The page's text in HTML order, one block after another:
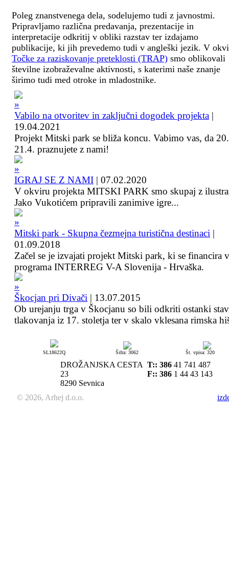
Poleg znanstvenega dela, sodelujemo tudi z javnostmi.
Pripravljamo različna predavanja, prezentacije in
interpretacije odkritij v obliki razstav ter izdajamo
publikacije, ki jih prevedemo tudi v angleški jezik. V
Točke za raziskovanje preteklosti (TRAP) smo oblikovali
številne izobraževalne aktivnosti, s katerimi naše znanje
širimo tudi med otroke in mladostnike.
Vabilo na otvoritev in zaključni dogodek projekta |
19.04.2021
Projekt Mitski park se bliža koncu. Vabimo vas, da
21.4. praznujete z nami!
IGRAJ SE Z NAMI | 07.02.2020
V okviru projekta MITSKI PARK smo skupaj z
Jako Vukotićem pripravili zanimive igre...
Mitski park - Skupna čezmejna turistična destinaci |
01.09.2018
Začel se je izvajati projekt Mitski park, ki se financira
programa INTERREG V-A Slovenija - Hrvaška.
Škocjan pri Divači | 13.07.2015
Ob urejanju trga v Škocjanu so bili odkriti ostanki
tlakovanja iz 17. stoletja ter v skalo vklesana rimska
SL18622Q Šifra: 3062 Št. vpisa: 320
DROŽANJSKA CESTA
23
8290 Sevnica
T:: 386 41 741 487
F:: 386 1 44 43 143
© 2026, Arhej d.o.o.